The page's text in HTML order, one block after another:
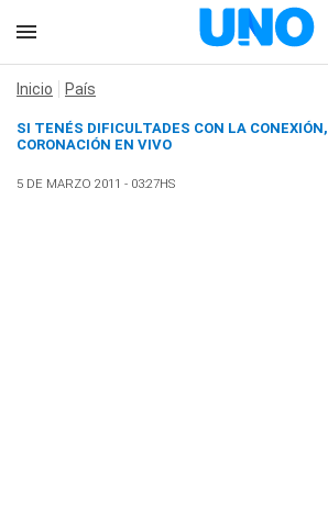
Inicio País
SI TENÉS DIFICULTADES CON LA CONEXIÓN,
CORONACIÓN EN VIVO
5 DE MARZO 2011 - 03:27HS